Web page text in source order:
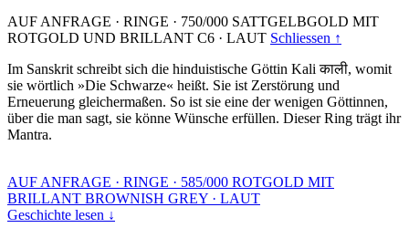
AUF ANFRAGE · RINGE · 750/000 SATTGELBGOLD MIT
ROTGOLD UND BRILLANT C6 · LAUT Schliessen ↑
Im Sanskrit schreibt sich die hinduistische Göttin Kali काली, womit
sie wörtlich »Die Schwarze« heißt. Sie ist Zerstörung und
Erneuerung gleichermaßen. So ist sie eine der wenigen Göttinnen,
über die man sagt, sie könne Wünsche erfüllen. Dieser Ring trägt ihr
Mantra.
AUF ANFRAGE · RINGE · 585/000 ROTGOLD MIT
BRILLANT BROWNISH GREY · LAUT
Geschichte lesen ↓